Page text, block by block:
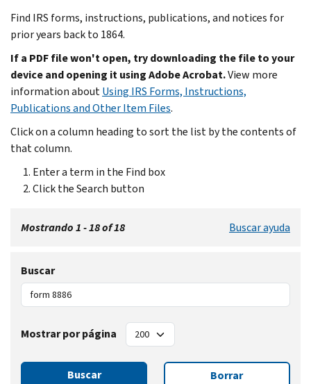
Find IRS forms, instructions, publications, and notices for
prior years back to 1864.
If a PDF file won't open, try downloading the file to your
device and opening it using Adobe Acrobat.View more
information aboutUsing IRS Forms, Instructions,
Publications and Other Item Files.
Click on a column heading to sort the list by the contents of
that column.
Enter a term in the Find box
Click the Search button
Mostrando 1 - 18 of 18 Buscar ayuda
Buscar
Mostrar por página
Buscar Borrar